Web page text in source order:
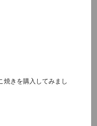
焼きを購入してみまし